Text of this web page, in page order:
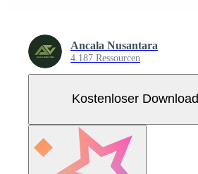
Ancala Nusantara
4.187 Ressourcen
Kostenloser Download